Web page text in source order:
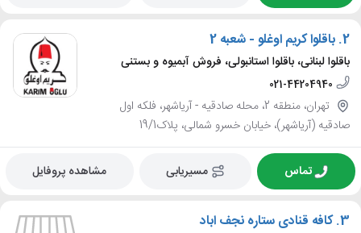
2. باقلوا کریم اوغلو - شعبه 2
باقلوا لبنانی، باقلوا استانبولی، فروش آبمیوه و بستنی
021-44204940
تهران، منطقه 2، محله صادقيه - آرياشهر، فلکه اول
صادقیه (آریاشهر)، خیابان خسرو شمالی، پلاک19/1
تماس مسیریابی مشاهده پروفایل
3. کافه قنادی ستاره نجف اباد